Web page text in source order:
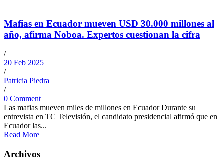
Mafias en Ecuador mueven USD 30.000 millones al
año, afirma Noboa. Expertos cuestionan la cifra
/
20 Feb 2025
/
Patricia Piedra
/
0 Comment
Las mafias mueven miles de millones en Ecuador Durante su
entrevista en TC Televisión, el candidato presidencial afirmó que en
Ecuador las...
Read More
Archivos